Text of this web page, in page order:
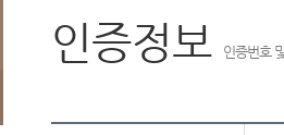
인증정보 인증번호